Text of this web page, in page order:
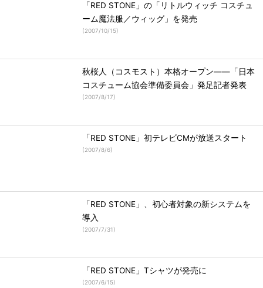
「RED STONE」の「リトルウィッチ コスチュ
ーム魔法服／ウィッグ」を発売
(2007/10/15)
秋桜人（コスモスト）本格オープン――「日本
コスチューム協会準備委員会」発足記者発表
(2007/8/17)
「RED STONE」初テレビCMが放送スタート
(2007/8/6)
「RED STONE」、初心者対象の新システムを
導入
(2007/7/31)
「RED STONE」Tシャツが発売に
(2007/6/15)